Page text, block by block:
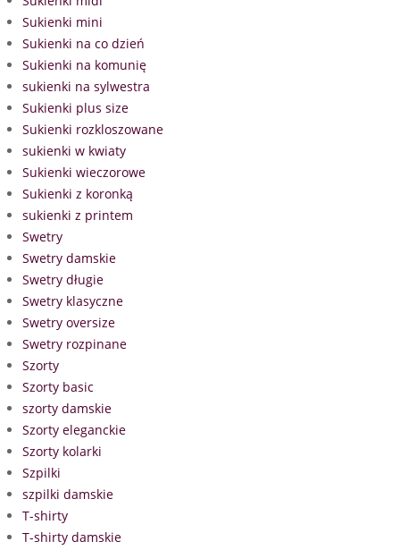
Sukienki mini
Sukienki na co dzień
Sukienki na komunię
sukienki na sylwestra
Sukienki plus size
Sukienki rozkloszowane
sukienki w kwiaty
Sukienki wieczorowe
Sukienki z koronką
sukienki z printem
Swetry
Swetry damskie
Swetry długie
Swetry klasyczne
Swetry oversize
Swetry rozpinane
Szorty
Szorty basic
szorty damskie
Szorty eleganckie
Szorty kolarki
Szpilki
szpilki damskie
T-shirty
T-shirty damskie